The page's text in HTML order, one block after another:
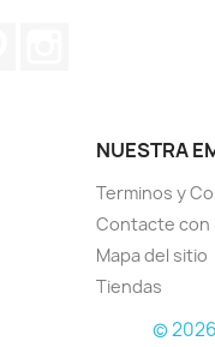
NUESTRA
Terminos y
Contacte
Mapa del sitio
Tiendas
©